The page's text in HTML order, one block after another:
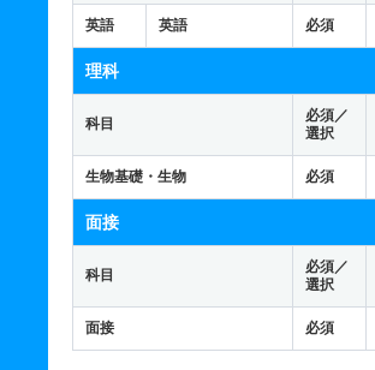
英語 英語 必須
理科
科目
必須／
選択
生物基礎・生物 必須
面接
科目
必須／
選択
面接 必須